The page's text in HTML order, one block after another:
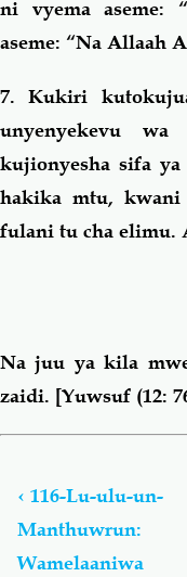
ni vyema aseme:
aseme: “Na Allaah
7. Kukiri
unyenyekevu
kujionyesha sifa
hakika mtu,
fulani tu cha elimu.
Na juu ya kila
zaidi. [Yuwsuf (12:
links
for
Lu-
ulu-
‹ 116-Lu-ulu-un-
Manthuwrun:
Wamelaaniwa